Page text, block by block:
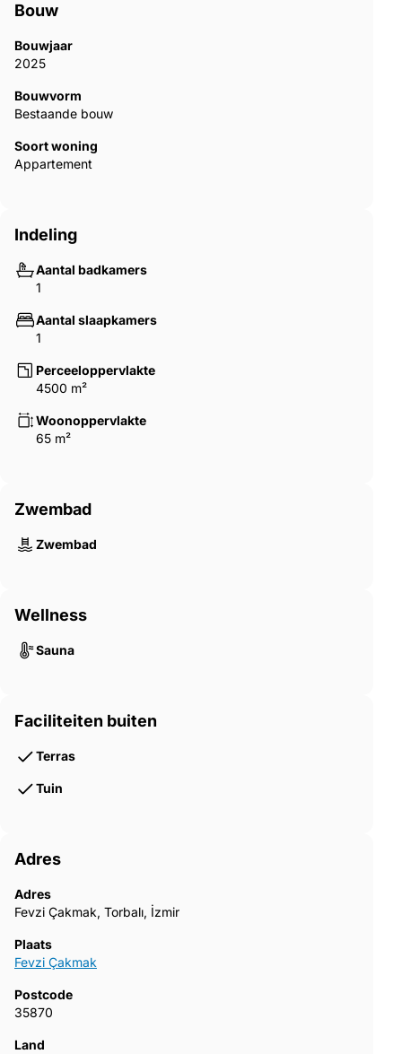
Bouw
Bouwjaar
2025
Bouwvorm
Bestaande bouw
Soort woning
Appartement
Indeling
Aantal badkamers
1
Aantal slaapkamers
1
Perceeloppervlakte
4500 m²
Woonoppervlakte
65 m²
Zwembad
Zwembad
Wellness
Sauna
Faciliteiten buiten
Terras
Tuin
Adres
Adres
Fevzi Çakmak, Torbalı, İzmir
Plaats
Fevzi Çakmak
Postcode
35870
Land